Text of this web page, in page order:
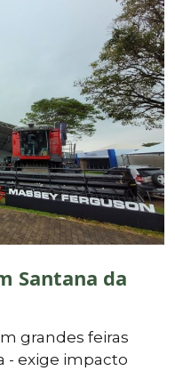
Santana da
grandes feiras
- exige impacto